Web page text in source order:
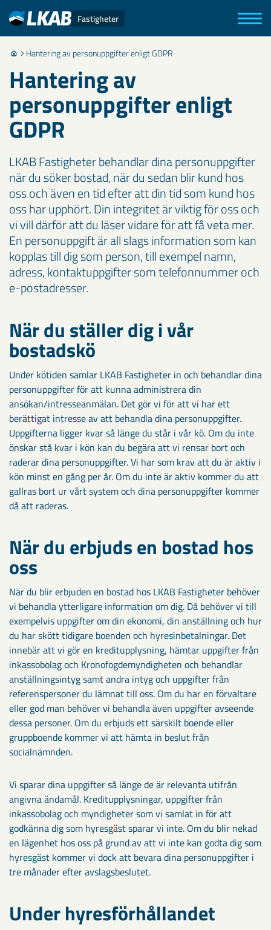
Fastigheter
Hantering av personuppgifter enligt GDPR
Hantering av
personuppgifter enligt
GDPR
LKAB Fastigheter behandlar dina personuppgifter
när du söker bostad, när du sedan blir kund hos
oss och även en tid efter att din tid som kund hos
oss har upphört. Din integritet är viktig för oss och
vi vill därför att du läser vidare för att få veta mer.
En personuppgift är all slags information som kan
kopplas till dig som person, till exempel namn,
adress, kontaktuppgifter som telefonnummer och
e-postadresser.
När du ställer dig i vår
bostadskö
Under kötiden samlar LKAB Fastigheter in och behandlar dina
personuppgifter för att kunna administrera din
ansökan/intresseanmälan. Det gör vi för att vi har ett
berättigat intresse av att behandla dina personuppgifter.
Uppgifterna ligger kvar så länge du står i vår kö. Om du inte
önskar stå kvar i kön kan du begära att vi rensar bort och
raderar dina personuppgifter. Vi har som krav att du är aktiv i
kön minst en gång per år. Om du inte är aktiv kommer du att
gallras bort ur vårt system och dina personuppgifter kommer
då att raderas.
När du erbjuds en bostad hos
oss
När du blir erbjuden en bostad hos LKAB Fastigheter behöver
vi behandla ytterligare information om dig. Då behöver vi till
exempelvis uppgifter om din ekonomi, din anställning och hur
du har skött tidigare boenden och hyresinbetalningar. Det
innebär att vi gör en kreditupplysning, hämtar uppgifter från
inkassobolag och Kronofogdemyndigheten och behandlar
anställningsintyg samt andra intyg och uppgifter från
referenspersoner du lämnat till oss. Om du har en förvaltare
eller god man behöver vi behandla även uppgifter avseende
dessa personer. Om du erbjuds ett särskilt boende eller
gruppboende kommer vi att hämta in beslut från
socialnämnden.
Vi sparar dina uppgifter så länge de är relevanta utifrån
angivna ändamål. Kreditupplysningar, uppgifter från
inkassobolag och myndigheter som vi samlat in för att
godkänna dig som hyresgäst sparar vi inte. Om du blir nekad
en lägenhet hos oss på grund av att vi inte kan godta dig som
hyresgäst kommer vi dock att bevara dina personuppgifter i
tre månader efter avslagsbeslutet.
Under hyresförhållandet